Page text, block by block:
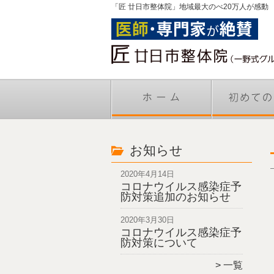
「匠 廿日市整体院」地域最大のべ20万人が感動
お知らせ
2020年4月14日
コロナウイルス感染症予
防対策追加のお知らせ
2020年3月30日
コロナウイルス感染症予
防対策について
一覧